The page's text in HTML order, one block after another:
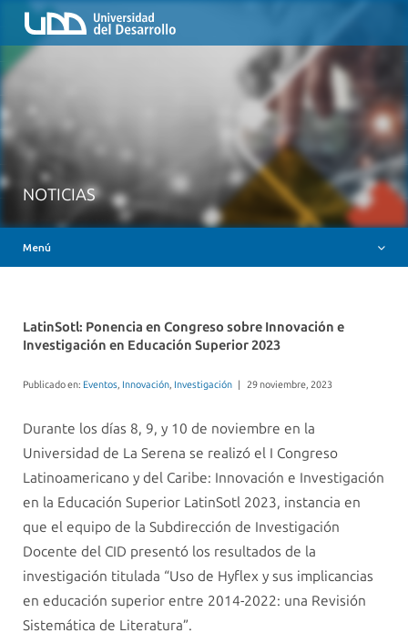
NOTICIAS
Menú
Inicio
QUIÉNES SOMOS
MESA AYUDA CANVAS
INSIGNIAS DIGITALES
LatinSotl: Ponencia en Congreso sobre Innovación e
Investigación en Educación Superior 2023
Publicado en: Eventos, Innovación, Investigación 29 noviembre, 2023
Durante los días 8, 9, y 10 de noviembre en la
Universidad de La Serena se realizó el I Congreso
Latinoamericano y del Caribe: Innovación e Investigación
en la Educación Superior LatinSotl 2023, instancia en
que el equipo de la Subdirección de Investigación
Docente del CID presentó los resultados de la
investigación titulada “Uso de Hyflex y sus implicancias
en educación superior entre 2014-2022: una Revisión
Sistemática de Literatura”. ​